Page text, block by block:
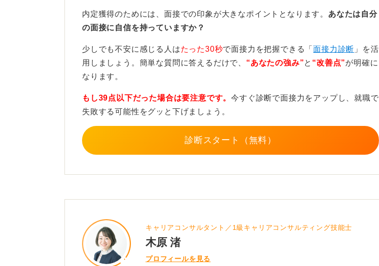
万が一「家庭の事情」と伝えたことが転職後に確認されても、通常は法的な問題
に発展することは少ないですが、社内での信頼感や人間関係に影響が出る可能性
将来のキャリアを基点にした表現へ置き換えると円満退職に近付く
そのため、退職理由を伝える際は、ネガティブな個人的事情を詳細に説明する必
要はなく、転職先で実現したいことやキャリアの成長を軸にした前向きな理由に
たとえば、「新しい環境で自分のスキルを伸ばしたい」「専門性を高めるために
転職を決めた」といった表現は、会社側に納得されやすく、円満退職につながり
0
内定獲得のためには、面接での印象が大きなポイントとなります。 あなたは自分
の面接に自信を持っていますか？
少しでも不安に感じる人はたった30秒で面接力を把握できる「面接力診断 」を活
用しましょう。簡単な質問に答えるだけで、 “あなたの強み”と “改善点”が明確に
なります。
もし39点以下だった場合は要注意です。今すぐ診断で面接力をアップし、就職で
失敗する可能性をグッと下げましょう。
診断スタート（無料）
キャリアコンサルタント／1級キャリアコンサルティング技能士
木原 渚
プロフィールを見る